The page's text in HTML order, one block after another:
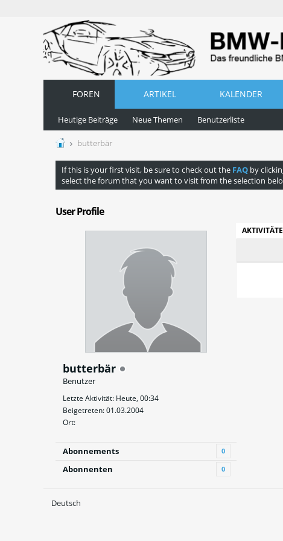
FOREN ARTIKEL KALENDER
Heutige Beiträge Neue Themen Benutzerliste
butterbär
If this is your first visit, be sure to check out the FAQ by
select the forum that you want to visit from the selection
User Profile
butterbär
Benutzer
Letzte Aktivität: Heute, 00:34
Beigetreten: 01.03.2004
Ort:
Abonnements 0
Abonnenten 0
Deutsch